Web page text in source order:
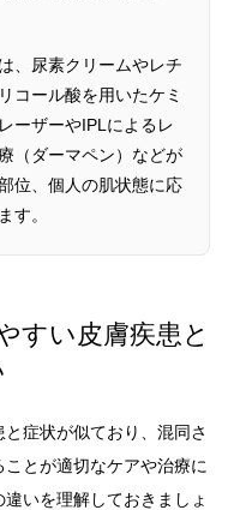
、尿素クリームやレチ
コール酸を用いたケミ
ーザーやIPLによるレ
（ダーマペン）などが
位、個人の肌状態に応
す。
すい皮膚疾患と
症状が似ており、混同さ
とが適切なケアや治療に
いを理解しておきましょ